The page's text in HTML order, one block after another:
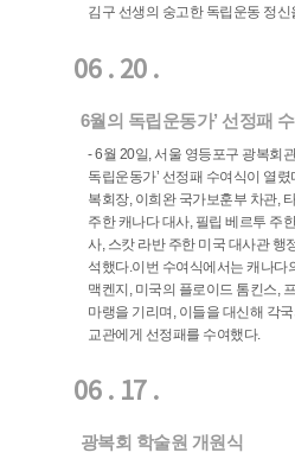
김구 선생의 숭고한 독립운동 정신
06 . 20 .
6월의 독립운동가’ 선정패
- 6월 20일, 서울 영등포구 광복회
독립운동가’ 선정패 수여식이 열
복회장, 이희완 국가보훈부 차관,
주한 캐나다 대사, 필립 베르투 주
사, 스캇 라반 주한 미국 대사관 행
석했다.이번 수여식에서는 캐나다
맥켄지, 미국의 플로이드 톰킨스,
마랭을 기리며, 이들을 대신해 각
교관에게 선정패를 수여했다.
06 . 17 .
광복회 학술원 개원식